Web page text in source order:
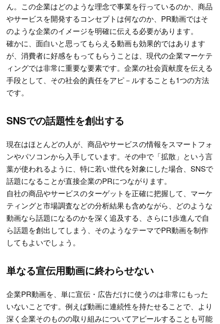
ん。この企業はどのような理念で事業を行っているのか、商品
やサービスを開発するコンセプトは何なのか、PR動画ではそ
のような企業のイメージを明確に伝える必要があります。
確かに、面白いと思ってもらえる動画も効果的ではあります
が、消費者に好感をもってもらうことは、現代の企業マーケテ
ィングでは非常に重要な要素です。企業の社会貢献度を伝える
手段として、その社会的責任をアピ－ルすることも1つの方法
です。
SNSでの話題性を創出する
現在はほとんどの人が、商品やサービスの情報をスマートフォ
ンやパソコンから入手しています。その中で「拡散」という言
葉が使われるように、特に若い世代を対象にした場合、SNSで
話題になることが直接企業のPRにつながります。
自社の商品やサービスのターゲットを正確に把握して、マーケ
ティングと市場調査などの分析結果も含めながら、どのような
動画なら話題になるのかを深く追及する、さらに1歩進んで自
ら話題を創出してしまう、そのようなテーマでPR動画を制作
してもよいでしょう。
単なる宣伝用動画に終わらせない
企業PR動画を、単に宣伝・広告だけに使うのは非常にもった
いないことです。例えば動画に連続性を持たせることで、より
深く企業そのものの取り組みについてアピールすることも可能